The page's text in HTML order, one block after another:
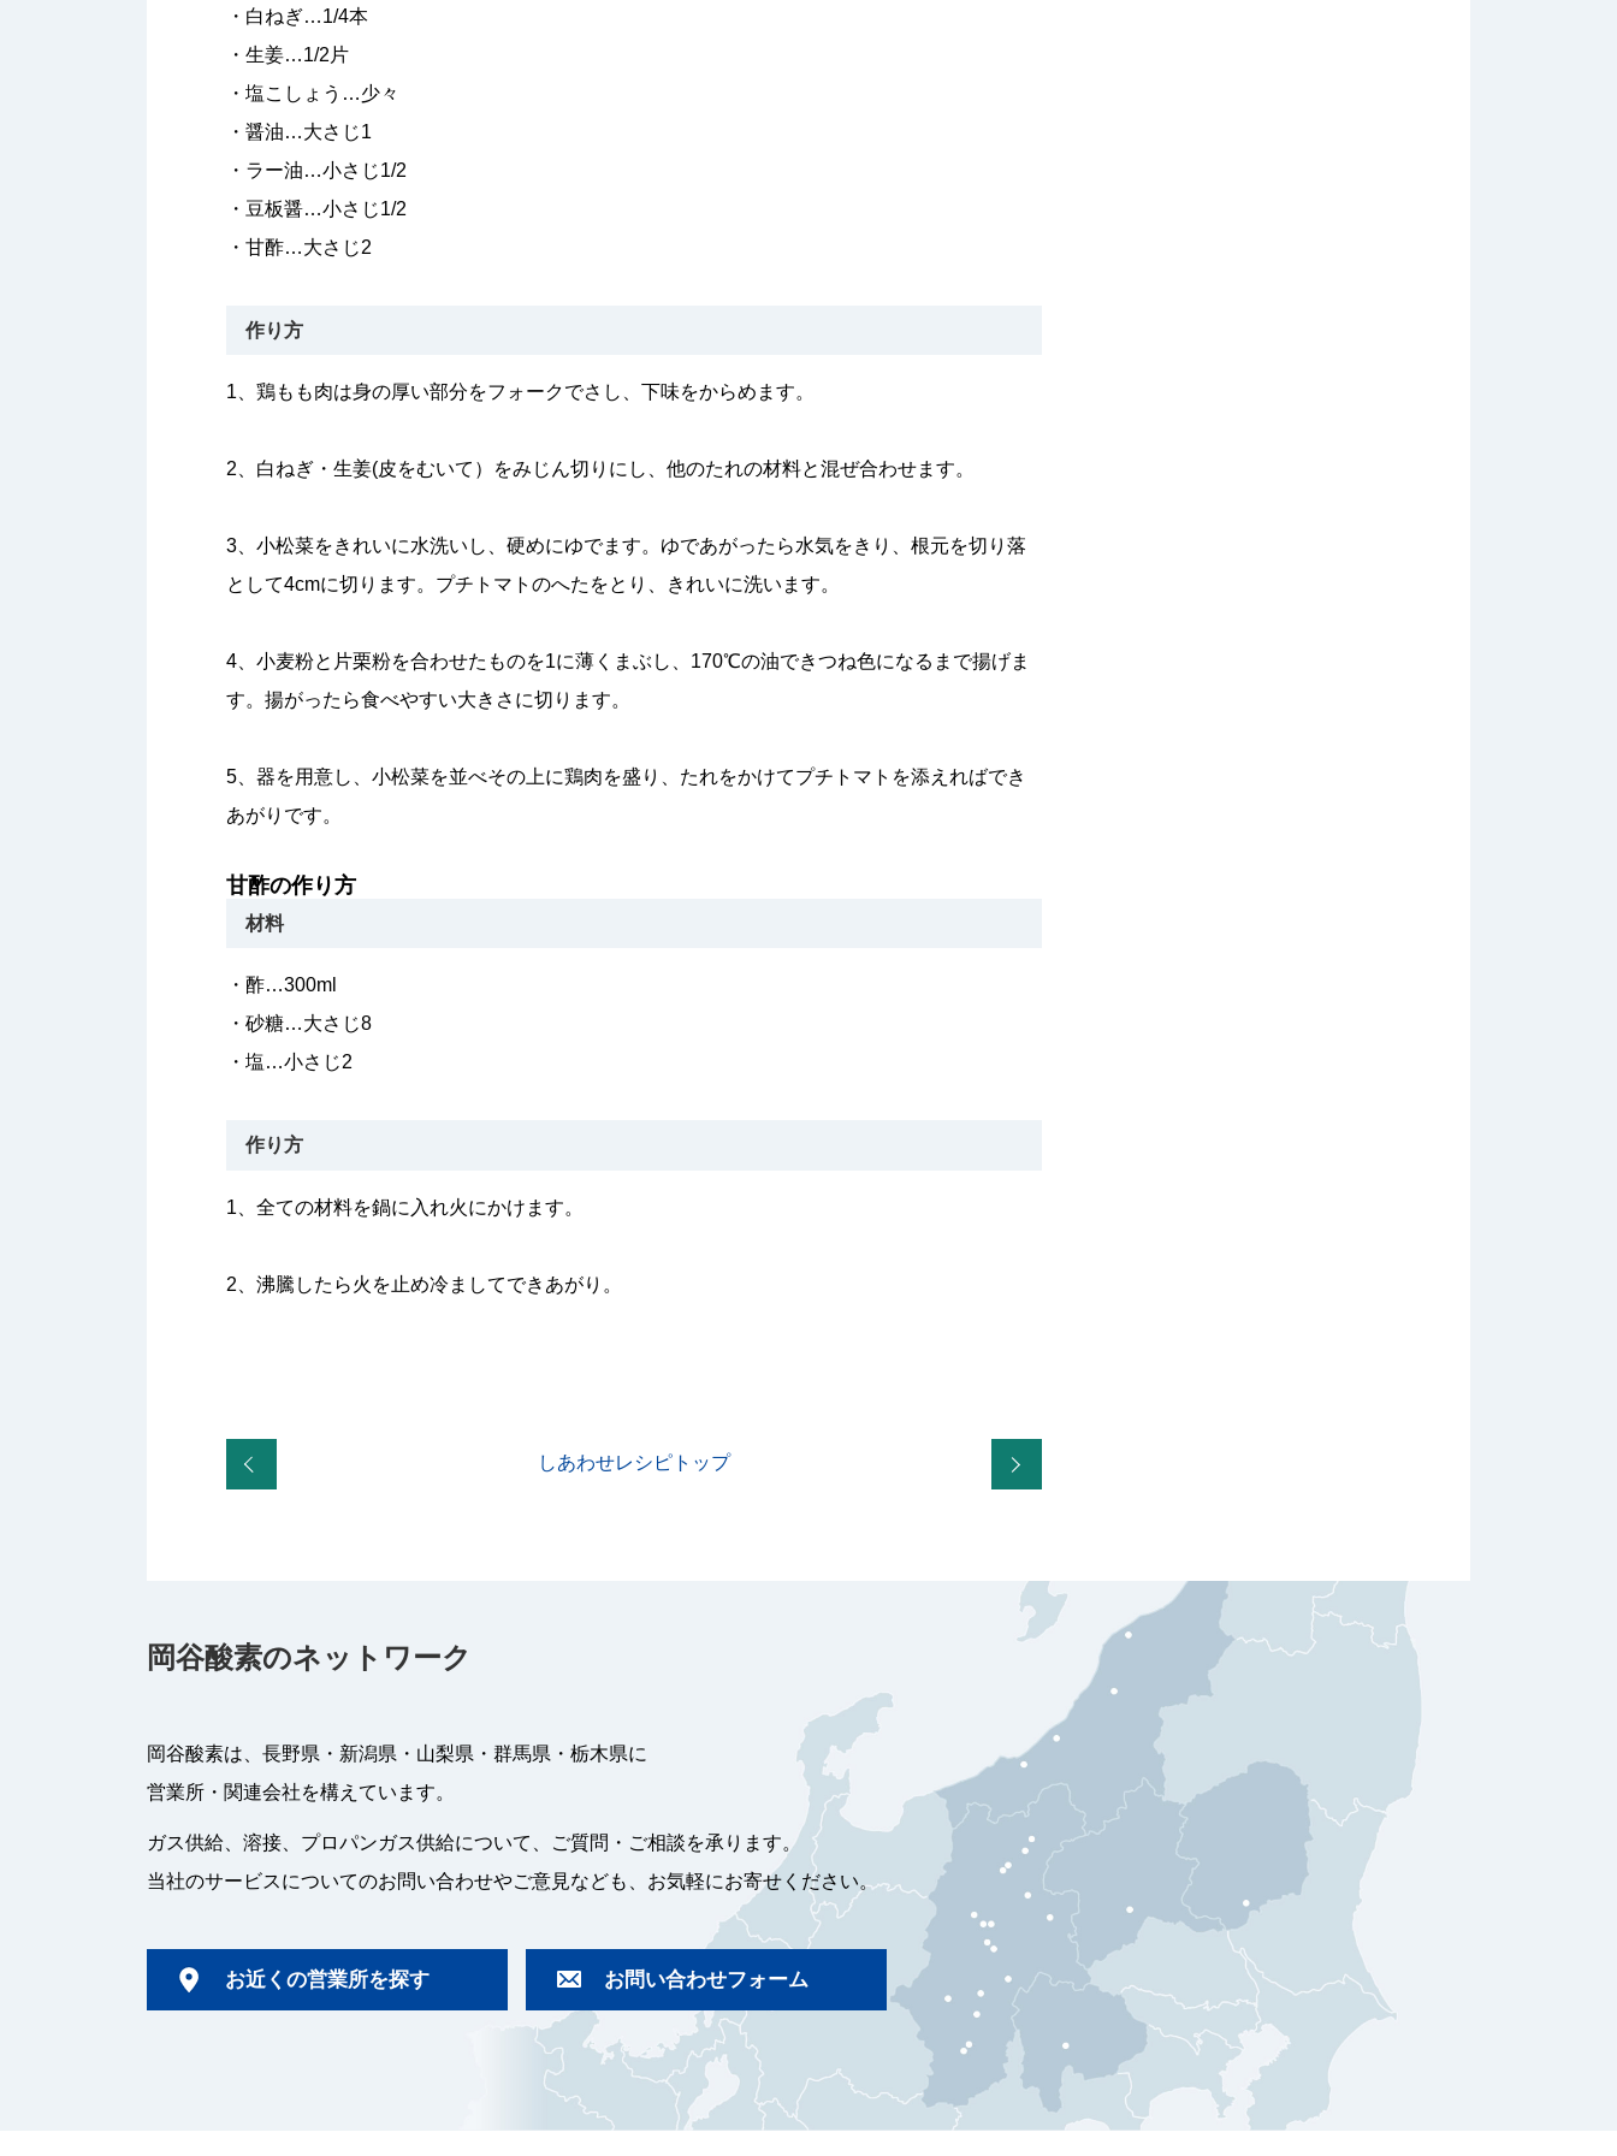
・白ねぎ…1/4本
・生姜…1/2片
・塩こしょう…少々
・醤油…大さじ1
・ラー油…小さじ1/2
・豆板醤…小さじ1/2
・甘酢…大さじ2
作り方
1、鶏もも肉は身の厚い部分をフォークでさし、下味をからめます。
2、白ねぎ・生姜(皮をむいて）をみじん切りにし、他のたれの材料と混ぜ合わせます。
3、小松菜をきれいに水洗いし、硬めにゆでます。ゆであがったら水気をきり、根元を切り落
として4cmに切ります。プチトマトのへたをとり、きれいに洗います。
4、小麦粉と片栗粉を合わせたものを1に薄くまぶし、170℃の油できつね色になるまで揚げま
す。揚がったら食べやすい大きさに切ります。
5、器を用意し、小松菜を並べその上に鶏肉を盛り、たれをかけてプチトマトを添えればでき
あがりです。
甘酢の作り方
材料
・酢…300ml
・砂糖…大さじ8
・塩…小さじ2
作り方
1、全ての材料を鍋に入れ火にかけます。
2、沸騰したら火を止め冷ましてできあがり。
しあわせレシピトップ
岡谷酸素のネットワーク
岡谷酸素は、長野県・新潟県・山梨県・群馬県・栃木県に
営業所・関連会社を構えています。
ガス供給、溶接、プロパンガス供給について、ご質問・ご相談を承ります。
当社のサービスについてのお問い合わせやご意見なども、お気軽にお寄せください。
お近くの営業所を探す お問い合わせフォーム